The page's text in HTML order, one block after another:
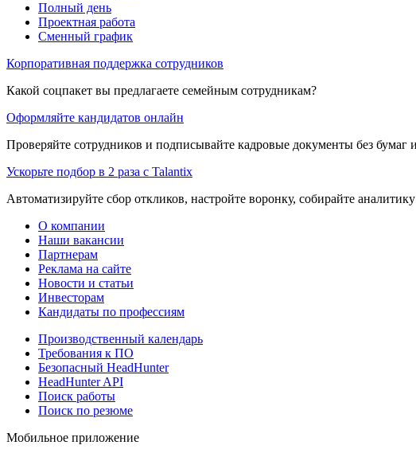
Полный день
Проектная работа
Сменный график
Корпоративная поддержка сотрудников
Какой соцпакет вы предлагаете семейным сотрудникам?
Оформляйте кандидатов онлайн
Проверяйте сотрудников и подписывайте кадровые документы без бумаг
Ускорьте подбор в 2 раза с Talantix
Автоматизируйте сбор откликов, настройте воронку, собирайте
О компании
Наши вакансии
Партнерам
Реклама на сайте
Новости и статьи
Инвесторам
Кандидаты по профессиям
Производственный календарь
Требования к ПО
Безопасный HeadHunter
HeadHunter API
Поиск работы
Поиск по резюме
Мобильное приложение